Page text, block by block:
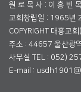
원 로 목 사 : 이 흥 빈
교회창립일 : 1965년
COPYRIGHT 대흥교
주소 : 44657 울산광
사무실 TEL : 052)
E-mail :